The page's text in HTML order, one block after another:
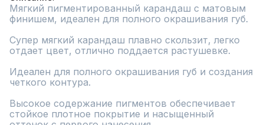
Мягкий пигментированный карандаш с матовым
финишем, идеален для полного окрашивания губ.
Супер мягкий карандаш плавно скользит, легко
отдает цвет, отлично поддается растушевке.
Идеален для полного окрашивания губ и создания
четкого контура.
Высокое содержание пигментов обеспечивает
стойкое плотное покрытие и насыщенный